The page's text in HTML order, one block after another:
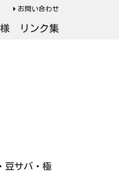
お問い合わせ
リンク集
サバ・極